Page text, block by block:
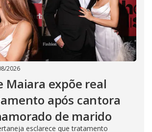
2026
Maiara expõe real
após cantora
de marido
esclarece que tratamento